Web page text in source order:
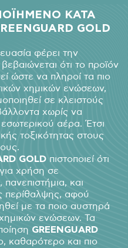
ΚΑΤΑ
GOLD
φέρει την
βεβαιώνεται ότι το προϊόν
ώστε να πληροί τα πιο
χημικών ενώσεων,
σε κλειστούς
χωρίς να
αέρα. Έτσι
τοξικότητας στους
GOLD πιστοποιεί ότι
χρήση σε
και
περίθαλψης, αφού
με τα ποιο αυστηρά
ενώσεων. Τα
GREENGUARD
καθαρότερο και πιο